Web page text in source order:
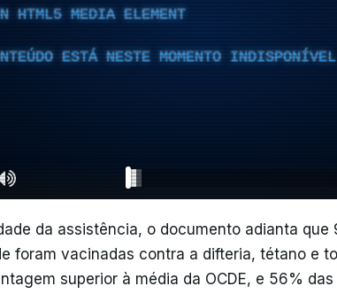
HTML5 MEDIA ELEMENT
ESTÁ NESTE MOMENTO INDISPONÍVEL
da assistência, o documento adianta
foram vacinadas contra a difteria, tétano e
superior à média da OCDE, e 56%